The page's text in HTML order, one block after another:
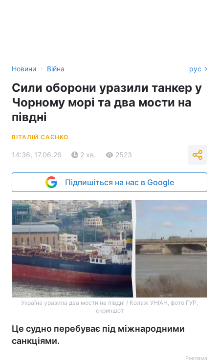
Новини › Війна рус
Сили оборони уразили танкер у
Чорному морі та два мости на
півдні
ВІТАЛІЙ САЄНКО
14:36, 17.06.26 2 хв. 2523
Підпишіться на нас в Google
Україна уразила два мости на півдні / Колаж УНІАН, фото ГУР,
скриншот
Це судно перебуває під міжнародними
санкціями.
Реклама